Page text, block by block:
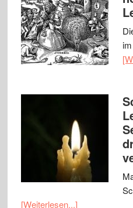
[Weiterlesen...]